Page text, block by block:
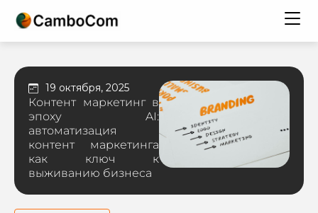
19 октября, 2025
Контент маркетинг в
эпоху AI:
автоматизация
контент маркетинга
как ключ к
выживанию бизнеса